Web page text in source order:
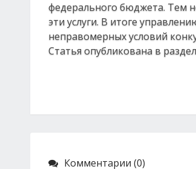
федерального бюджета. Тем
эти услуги. В итоге
неправомерных условий
Статья опубликована в
Комментарии (0)